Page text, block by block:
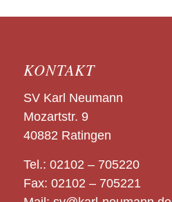
KONTAKT
SV Karl Neumann
Mozartstr. 9
40882 Ratingen
Tel.: 02102 – 705220
Fax: 02102 – 705221